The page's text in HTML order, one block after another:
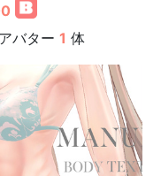
バター 1 体